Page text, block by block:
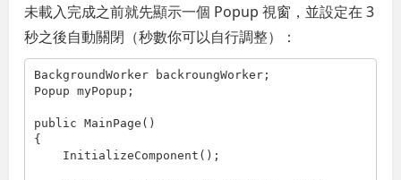
未載入完成之前就先顯示一個 Popup 視窗，並設定在 3
秒之後自動關閉（秒數你可以自行調整）：
BackgroundWorker backroungWorker;
Popup myPopup;
public MainPage()
{